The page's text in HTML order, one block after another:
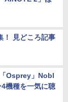
！ 見どころ記事
Osprey」Nobl
機種を一気に聴